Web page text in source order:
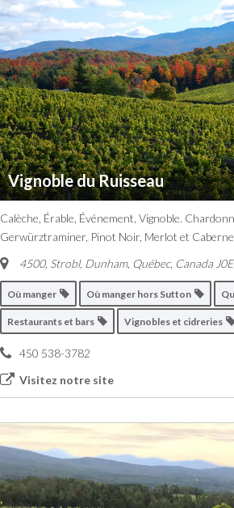
Vignoble du Ruisseau
Calèche, Érable, Événement, Vignoble.
Gerwürztraminer, Pinot Noir, Merlot et
4500, Strobl, Dunham, Québec, Canada
Où manger Où manger hors Sutton
Restaurants et bars Vignobles et cidreries
450 538-3782
Visitez notre site